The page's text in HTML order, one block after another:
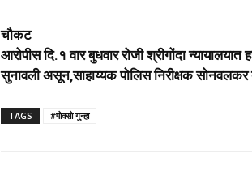
चौकट
आरोपीस दि.१ वार बुधवार रोजी श्रीगोंदा
सुनावली असून,साहाय्यक पोलिस निरीक्षक
TAGS #पोक्सो गुन्हा